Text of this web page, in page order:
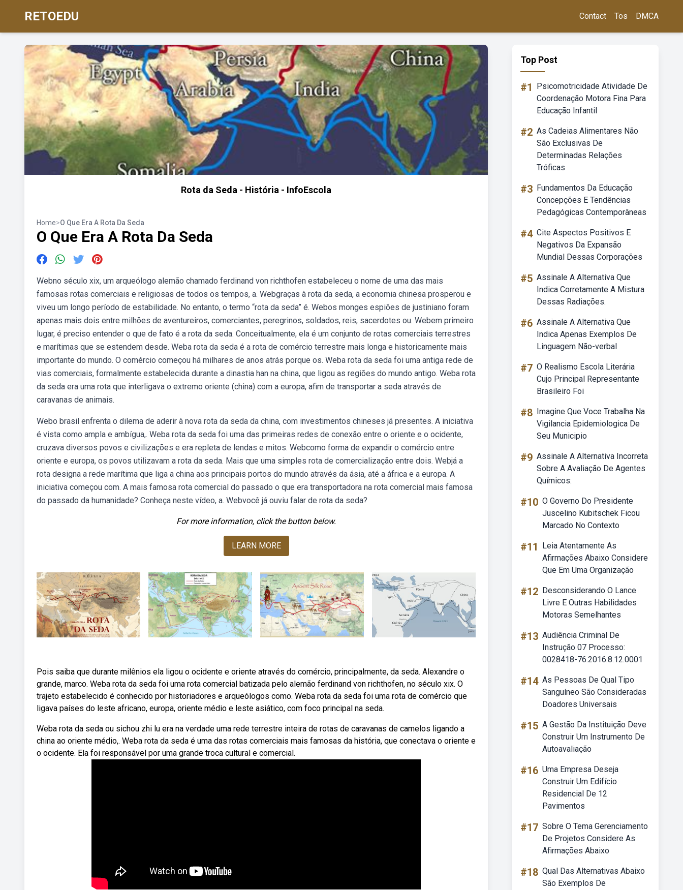
RETOEDU Contact Tos DMCA
Rota da Seda - História - InfoEscola
Home>O Que Era A Rota Da Seda
O Que Era A Rota Da Seda
Webno século xix, um arqueólogo alemão chamado ferdinand von richthofen estabeleceu o nome de uma das mais
famosas rotas comerciais e religiosas de todos os tempos, a. Webgraças à rota da seda, a economia chinesa prosperou e
viveu um longo período de estabilidade. No entanto, o termo “rota da seda” é. Webos monges espiões de justiniano foram
apenas mais dois entre milhões de aventureiros, comerciantes, peregrinos, soldados, reis, sacerdotes ou. Webem primeiro
lugar, é preciso entender o que de fato é a rota da seda. Conceitualmente, ela é um conjunto de rotas comerciais terrestres
e marítimas que se estendem desde. Weba rota da seda é a rota de comércio terrestre mais longa e historicamente mais
importante do mundo. O comércio começou há milhares de anos atrás porque os. Weba rota da seda foi uma antiga rede de
vias comerciais, formalmente estabelecida durante a dinastia han na china, que ligou as regiões do mundo antigo. Weba rota
da seda era uma rota que interligava o extremo oriente (china) com a europa, afim de transportar a seda através de
caravanas de animais.
Webo brasil enfrenta o dilema de aderir à nova rota da seda da china, com investimentos chineses já presentes. A iniciativa
é vista como ampla e ambígua,. Weba rota da seda foi uma das primeiras redes de conexão entre o oriente e o ocidente,
cruzava diversos povos e civilizações e era repleta de lendas e mitos. Webcomo forma de expandir o comércio entre
oriente e europa, os povos utilizavam a rota da seda. Mais que uma simples rota de comercialização entre dois. Webjá a
rota designa a rede marítima que liga a china aos principais portos do mundo através da ásia, até a áfrica e a europa. A
iniciativa começou com. A mais famosa rota comercial do passado o que era transportadora na rota comercial mais famosa
do passado da humanidade? Conheça neste vídeo, a. Webvocê já ouviu falar de rota da seda?
For more information, click the button below.
LEARN MORE
Pois saiba que durante milênios ela ligou o ocidente e oriente através do comércio, principalmente, da seda. Alexandre o
grande, marco. Weba rota da seda foi uma rota comercial batizada pelo alemão ferdinand von richthofen, no século xix. O
trajeto estabelecido é conhecido por historiadores e arqueólogos como. Weba rota da seda foi uma rota de comércio que
ligava países do leste africano, europa, oriente médio e leste asiático, com foco principal na seda.
Weba rota da seda ou sichou zhi lu era na verdade uma rede terrestre inteira de rotas de caravanas de camelos ligando a
china ao oriente médio,. Weba rota da seda é uma das rotas comerciais mais famosas da história, que conectava o oriente e
o ocidente. Ela foi responsável por uma grande troca cultural e comercial.
Top Post
#1
Psicomotricidade Atividade De
Coordenação Motora Fina Para
Educação Infantil
#2 As Cadeias Alimentares Não
São Exclusivas De
Determinadas Relações
Tróficas
#3 Fundamentos Da Educação
Concepções E Tendências
Pedagógicas Contemporâneas
#4 Cite Aspectos Positivos E
Negativos Da Expansão
Mundial Dessas Corporações
#5 Assinale A Alternativa Que
Indica Corretamente A Mistura
Dessas Radiações.
#6 Assinale A Alternativa Que
Indica Apenas Exemplos De
Linguagem Não-verbal
#7 O Realismo Escola Literária
Cujo Principal Representante
Brasileiro Foi
#8 Imagine Que Voce Trabalha Na
Vigilancia Epidemiologica De
Seu Municipio
#9 Assinale A Alternativa Incorreta
Sobre A Avaliação De Agentes
Químicos:
#10 O Governo Do Presidente
Juscelino Kubitschek Ficou
Marcado No Contexto
#11
Leia Atentamente As
Afirmações Abaixo Considere
Que Em Uma Organização
#12 Desconsiderando O Lance
Livre E Outras Habilidades
Motoras Semelhantes
#13 Audiência Criminal De
Instrução 07 Processo:
0028418-76.2016.8.12.0001
#14 As Pessoas De Qual Tipo
Sanguíneo São Consideradas
Doadores Universais
#15 A Gestão Da Instituição Deve
Construir Um Instrumento De
Autoavaliação
#16 Uma Empresa Deseja
Construir Um Edifício
Residencial De 12
Pavimentos
#17 Sobre O Tema Gerenciamento
De Projetos Considere As
Afirmações Abaixo
#18 Qual Das Alternativas Abaixo
São Exemplos De